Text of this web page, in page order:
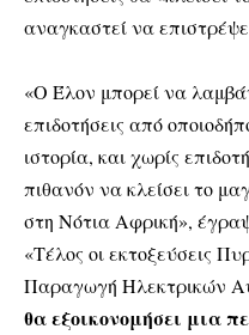
αναγκαστεί να
«Ο Έλον μπορεί να
επιδοτήσεις από
ιστορία, και χωρίς
πιθανόν να κλείσει το
στη Νότια Αφρική»,
«Τέλος οι εκτοξεύσεις
Παραγωγή Ηλεκτρικών
θα εξοικονομήσει μια